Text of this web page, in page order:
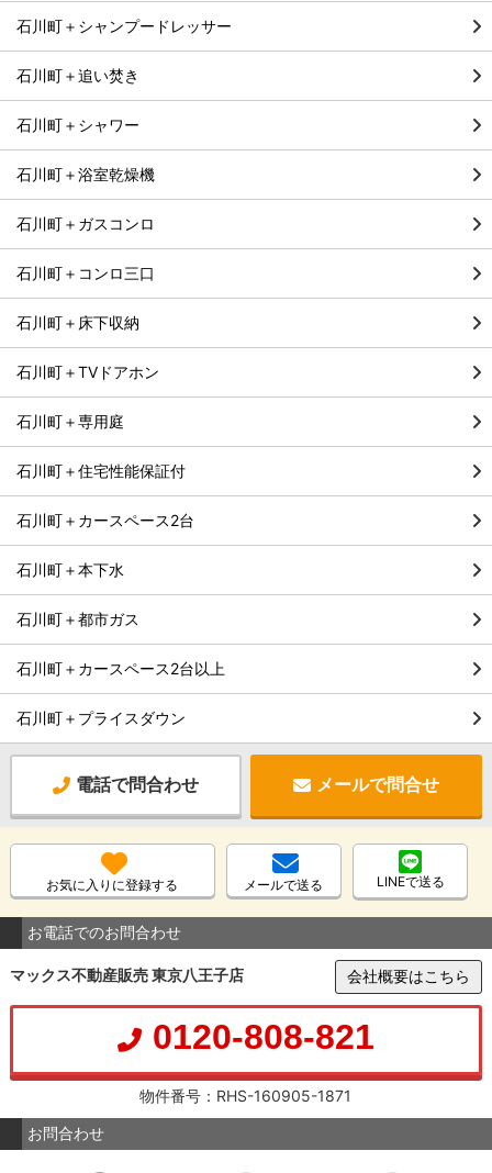
石川町＋シャンプードレッサー
石川町＋追い焚き
石川町＋シャワー
石川町＋浴室乾燥機
石川町＋ガスコンロ
石川町＋コンロ三口
石川町＋床下収納
石川町＋TVドアホン
石川町＋専用庭
石川町＋住宅性能保証付
石川町＋カースペース2台
石川町＋本下水
石川町＋都市ガス
石川町＋カースペース2台以上
石川町＋プライスダウン
電話で問合わせ メールで問合せ
お気に入りに登録する メールで送る LINEで送る
お電話でのお問合わせ
マックス不動産販売 東京八王子店 会社概要はこちら
0120-808-821
物件番号：RHS-160905-1871
お問合わせ